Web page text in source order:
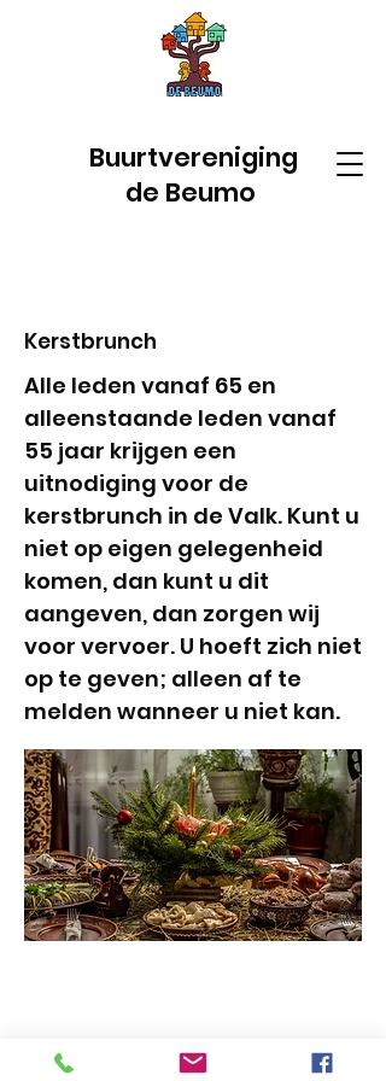
Buurtvereniging
de Beumo
Kerstbrunch
Alle leden vanaf 65 en
alleenstaande leden vanaf
55 jaar krijgen een
uitnodiging voor de
kerstbrunch in de Valk. Kunt u
niet op eigen gelegenheid
komen, dan kunt u dit
aangeven, dan zorgen wij
voor vervoer. U hoeft zich niet
op te geven; alleen af te
melden wanneer u niet kan.